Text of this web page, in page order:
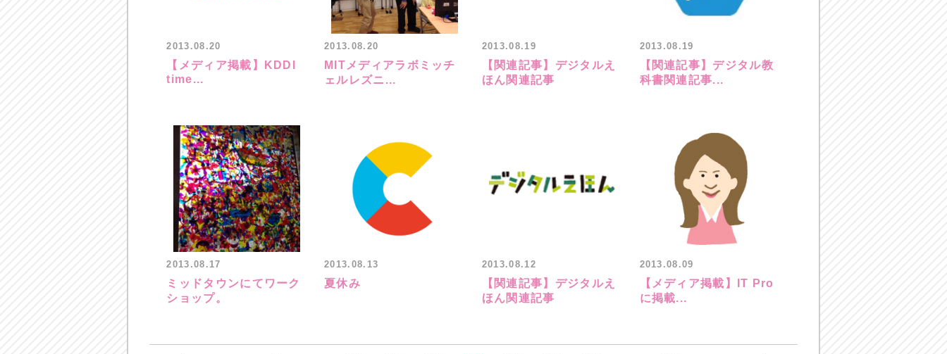
2013.08.20
【メディア掲載】KDDI
time...
2013.08.20
MITメディアラボミッチ
ェルレズニ...
2013.08.19
【関連記事】デジタルえ
ほん関連記事
2013.08.19
【関連記事】デジタル教
科書関連記事...
2013.08.17
ミッドタウンにてワーク
ショップ。
2013.08.13
夏休み
2013.08.12
【関連記事】デジタルえ
ほん関連記事
2013.08.09
【メディア掲載】IT Pro
に掲載...